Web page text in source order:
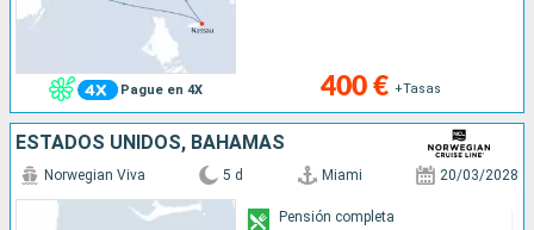
Pague en 4X 400 € +Tasas
ESTADOS UNIDOS, BAHAMAS
Norwegian Viva 5 d Miami 20/03/2028
Pensión completa